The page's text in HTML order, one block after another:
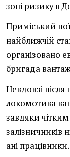
зоні ризику в
Приміський
найближчій
організовано
бригада
Невдовзі
локомотива
завдяки
залізничників
ані працівники.